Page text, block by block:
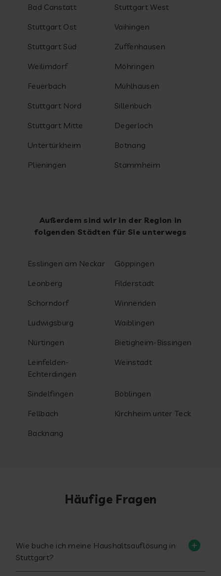
Bad Canstatt
Stuttgart West
Stuttgart Ost
Vaihingen
Stuttgart Süd
Zuffenhausen
Weilimdorf
Möhringen
Feuerbach
Mühlhausen
Stuttgart Nord
Sillenbuch
Stuttgart Mitte
Degerloch
Untertürkheim
Botnang
Plieningen
Stammheim
Außerdem sind wir in der Region in
folgenden Städten für Sie unterwegs
Esslingen am Neckar
Göppingen
Leonberg
Filderstadt
Schorndorf
Winnenden
Ludwigsburg
Waiblingen
Nürtingen
Bietigheim-Bissingen
Leinfelden-
Echterdingen
Weinstadt
Sindelfingen
Böblingen
Fellbach
Kirchheim unter Teck
Backnang
Häufige Fragen
Wie buche ich meine Haushaltsauflösung in
Stuttgart?